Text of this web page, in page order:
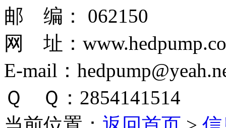
邮 编： 062150
网 址：
E-mail：
Ｑ Ｑ：2854141514